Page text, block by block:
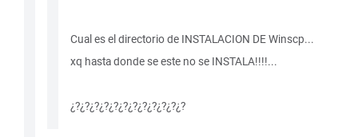
Cual es el directorio de INSTALACION DE Winscp...
xq hasta donde se este no se INSTALA!!!!...
¿?¿?¿?¿?¿?¿?¿?¿?¿?¿?¿?¿?